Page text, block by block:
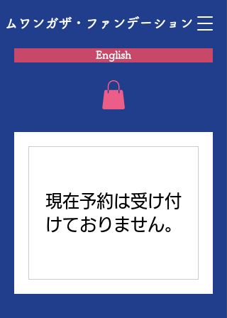
English
ムワンガザ・ファンデーション
現在予約は受け付
けておりません。